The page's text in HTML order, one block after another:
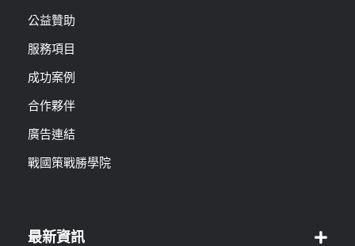
公益贊助
服務項目
成功案例
合作夥伴
廣告連結
戰國策戰勝學院
最新資訊